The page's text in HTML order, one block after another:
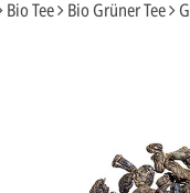
Bio Tee Bio Grüner Tee